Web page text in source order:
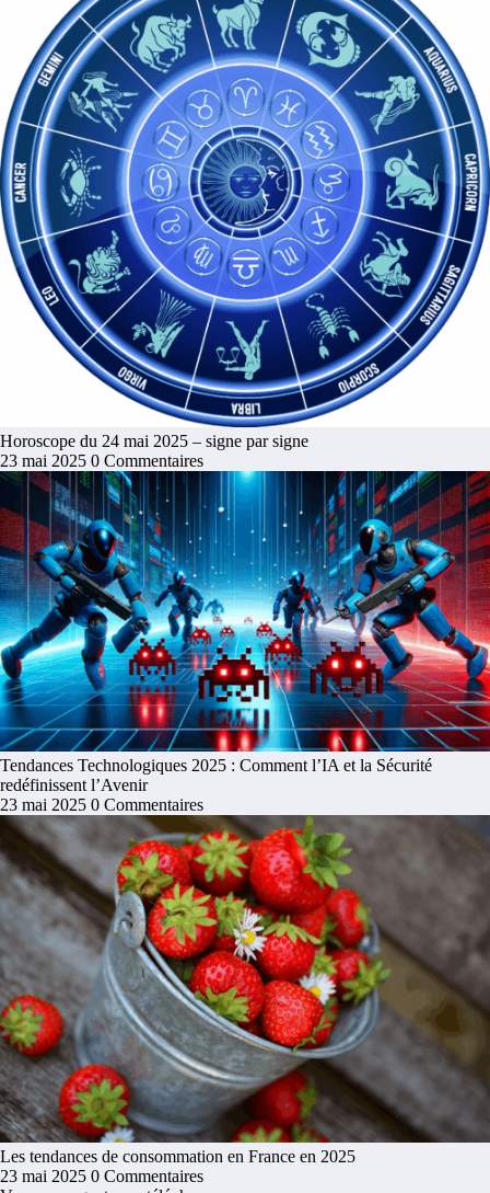
Horoscope du 24 mai 2025 – signe par signe
23 mai 2025 0 Commentaires
Tendances Technologiques 2025 : Comment l’IA et la Sécurité
redéfinissent l’Avenir
23 mai 2025 0 Commentaires
Les tendances de consommation en France en 2025
23 mai 2025 0 Commentaires